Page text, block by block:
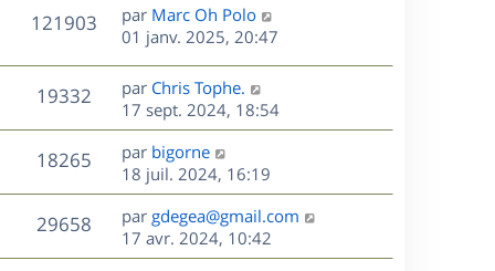
g
e
s
s
a
g
e
s
r
m
e
s
s
a
g
e
e
n
i
r
m
e
s
s
a
g
e
121903V
u
D
e
i
e
r
m
e
s
s
a
par Marc Oh Polo
01 janv. 2025, 20:47
19332V
u
s
D
e
r
n
i
e
r
m
e
par Chris Tophe.
17 sept. 2024, 18:54
18265V
u
e
D
e
r
n
i
e
par bigorne
18 juil. 2024, 16:19
29658V
u
D
e
r
par gdegea@gmail.com
17 avr. 2024, 10:42